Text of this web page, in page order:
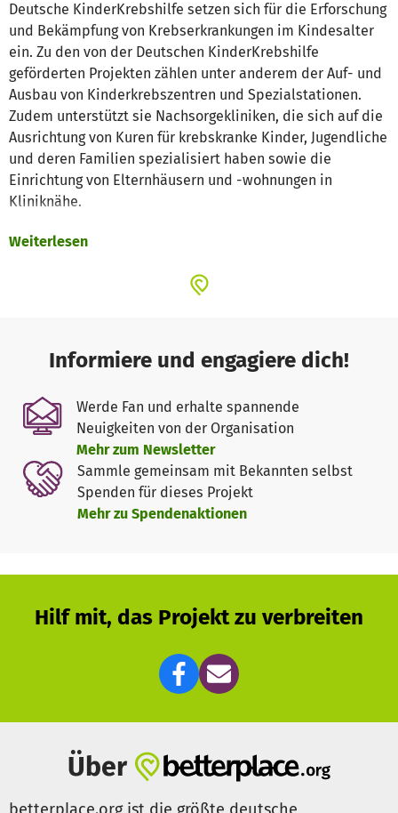
Deutsche KinderKrebshilfe setzen sich für die Erforschung
und Bekämpfung von Krebserkrankungen im Kindesalter
ein. Zu den von der Deutschen KinderKrebshilfe
geförderten Projekten zählen unter anderem der Auf- und
Ausbau von Kinderkrebszentren und Spezialstationen.
Zudem unterstützt sie Nachsorgekliniken, die sich auf die
Ausrichtung von Kuren für krebskranke Kinder, Jugendliche
und deren Familien spezialisiert haben sowie die
Einrichtung von Elternhäusern und -wohnungen in
Kliniknähe.
Jede Spende – egal in welcher Höhe – ermöglicht es uns
zu bieten. Was Sie mit Ihrem Beitrag bewirken, erfahren
Die Deutsche Krebshilfe und ihre Stiftung Deutsche
KinderKrebshilfe finanzieren ihre Aktivitäten
ausschließlich aus Spenden und freiwilligen
Zuwendungen der Bevölkerung. Sie erhalten keine
öffentlichen Mittel.
Weiterlesen
Informiere und engagiere dich!
Werde Fan und erhalte spannende
Neuigkeiten von der Organisation
Mehr zum Newsletter
Sammle gemeinsam mit Bekannten selbst
Spenden für dieses Projekt
Mehr zu Spendenaktionen
Hilf mit, das Projekt zu verbreiten
Über